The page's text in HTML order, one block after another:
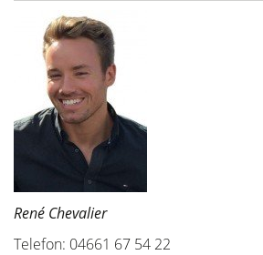
René Chevalier
Telefon: 04661 67 54 22